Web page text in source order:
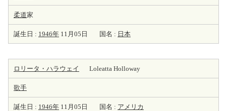
柔道家
誕生日 : 1946年 11月05日 国名 : 日本
ロリータ・ハラウェイ Loleatta Holloway
歌手
誕生日 : 1946年 11月05日 国名 : アメリカ